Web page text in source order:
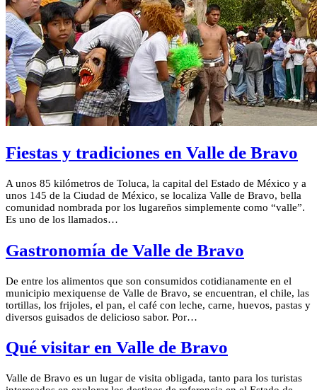
Fiestas y tradiciones en Valle de Bravo
A unos 85 kilómetros de Toluca, la capital del Estado de México y a
unos 145 de la Ciudad de México, se localiza Valle de Bravo, bella
comunidad nombrada por los lugareños simplemente como “valle”.
Es uno de los llamados…
Gastronomía de Valle de Bravo
De entre los alimentos que son consumidos cotidianamente en el
municipio mexiquense de Valle de Bravo, se encuentran, el chile, las
tortillas, los frijoles, el pan, el café con leche, carne, huevos, pastas y
diversos guisados de delicioso sabor. Por…
Qué visitar en Valle de Bravo
Valle de Bravo es un lugar de visita obligada, tanto para los turistas